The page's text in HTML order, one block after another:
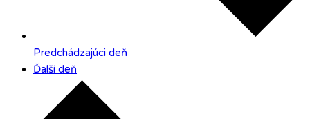
Predchádzajúci deň
Ďalší deň